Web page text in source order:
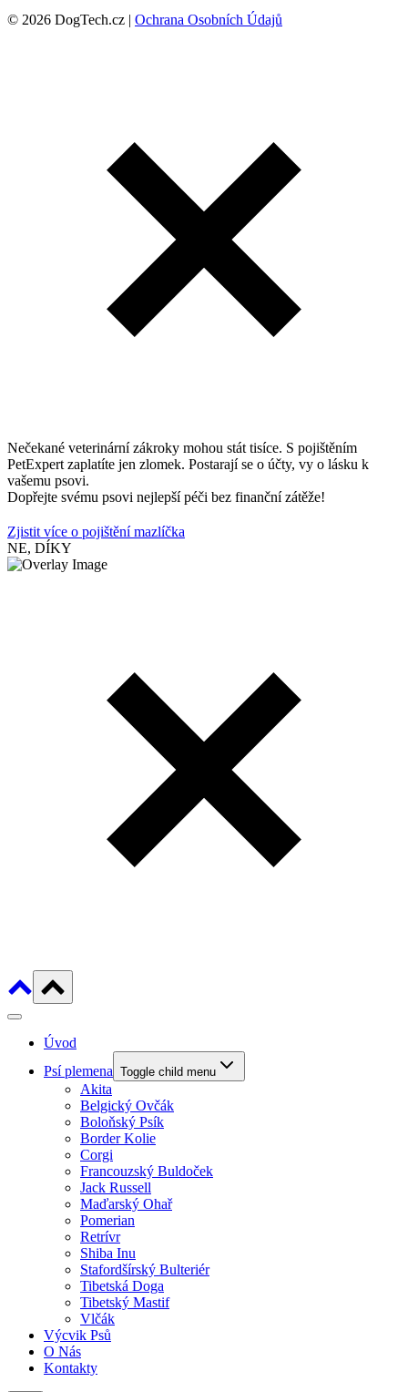
© 2026 DogTech.cz | Ochrana Osobních Údajů
Nečekané veterinární zákroky mohou stát tisíce. S pojištěním
PetExpert zaplatíte jen zlomek. Postarají se o účty, vy o lásku k
vašemu psovi.
Dopřejte svému psovi nejlepší péči bez finanční zátěže!
Zjistit více o pojištění mazlíčka
NE, DÍKY
Úvod
Psí plemena Toggle child menu
Akita
Belgický Ovčák
Boloňský Psík
Border Kolie
Corgi
Francouzský Buldoček
Jack Russell
Maďarský Ohař
Pomerian
Retrívr
Shiba Inu
Stafordšírský Bulteriér
Tibetská Doga
Tibetský Mastif
Vlčák
Výcvik Psů
O Nás
Kontakty